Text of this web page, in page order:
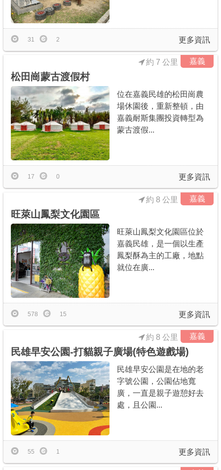
更多資訊
31 2
嘉義
約 7 公里
松田崗蒙古渡假村
位在嘉義民雄的松田崗農
場休園後，重新整頓，由
嘉義耐斯集團投資轉型為
蒙古渡假...
更多資訊
17 0
嘉義
約 8 公里
旺萊山鳳梨文化園區
旺萊山鳳梨文化園區位於
嘉義民雄，是一個以生產
鳳梨酥為主的工廠，地點
就位在廣...
更多資訊
578 15
嘉義
約 8 公里
民雄早安公園-打貓親子廣場(特色遊戲場)
民雄早安公園是在地的老
字號公園，公園佔地寬
廣，一直是親子遊憩好去
處，且公園...
更多資訊
55 1